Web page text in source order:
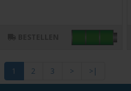
1 2 3 > >|